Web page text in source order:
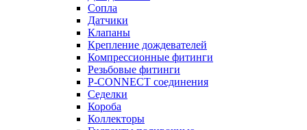
Сопла
Датчики
Клапаны
Крепление дождевателей
Компрессионные фитинги
Резьбовые фитинги
P-CONNECT соединения
Седелки
Короба
Коллекторы